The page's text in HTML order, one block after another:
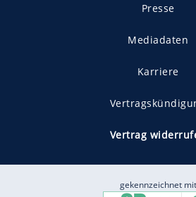
Presse
Mediadaten
Karriere
Vertrag
gekennzeichnet mit